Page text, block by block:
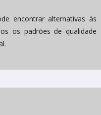
encontrar alternativas às
os padrões de qualidade